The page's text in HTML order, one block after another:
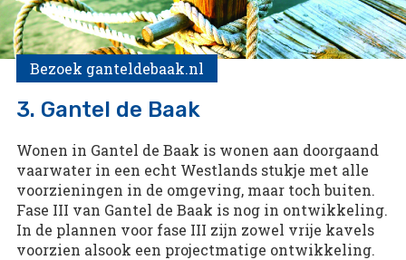
Bezoek ganteldebaak.nl
3. Gantel de Baak
Wonen in Gantel de Baak is wonen aan doorgaand
vaarwater in een echt Westlands stukje met alle
voorzieningen in de omgeving, maar toch buiten.
Fase III van Gantel de Baak is nog in ontwikkeling.
In de plannen voor fase III zijn zowel vrije kavels
voorzien alsook een projectmatige ontwikkeling.